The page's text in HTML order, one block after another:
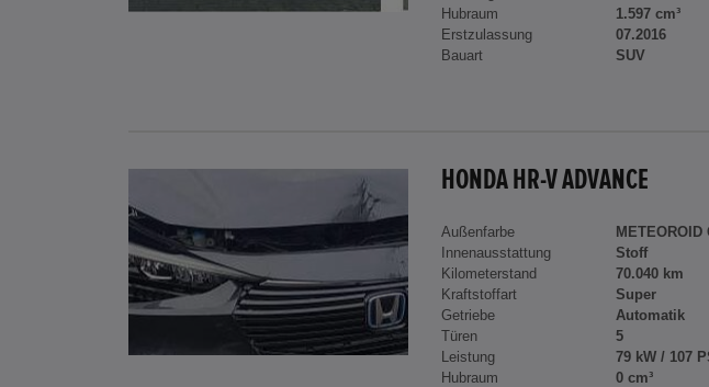
Hubraum
1.597 cm³
Erstzulassung
07.2016
Bauart
SUV
HONDA HR-V ADVANCE
Außenfarbe
METEOROID
Innenausstattung
Stoff
Kilometerstand
70.040 km
Kraftstoffart
Super
Getriebe
Automatik
Türen
5
Leistung
79 kW / 107
Hubraum
0 cm³